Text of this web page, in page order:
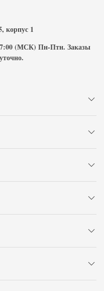
корпус 1
(МСК) Пн-Птн. Заказы
.